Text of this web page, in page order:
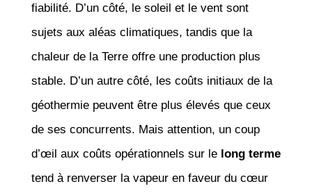
fiabilité. D’un côté, le soleil et le vent sont
sujets aux aléas climatiques, tandis que la
chaleur de la Terre offre une production plus
stable. D’un autre côté, les coûts initiaux de la
géothermie peuvent être plus élevés que ceux
de ses concurrents. Mais attention, un coup
d’œil aux coûts opérationnels sur le long terme
tend à renverser la vapeur en faveur du cœur